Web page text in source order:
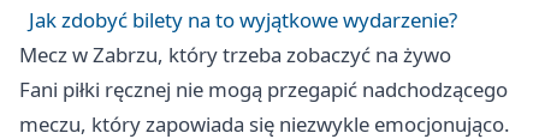
Jak zdobyć bilety na to wyjątkowe wydarzenie?
Mecz w Zabrzu, który trzeba zobaczyć na żywo
Fani piłki ręcznej nie mogą przegapić nadchodzącego
meczu, który zapowiada się niezwykle emocjonująco.